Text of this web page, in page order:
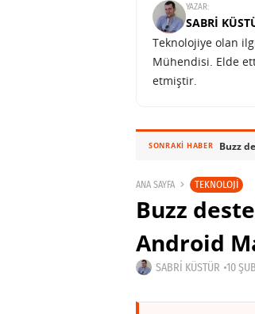
YAZAR:
SABRI
Teknolojiye olan
Mühendisi. Elde
etmiştir.
SONRAKI HABER Buzz
ANA SAYFA TEKNOLOJI
Buzz
Android
SABRI KÜSTÜR 10